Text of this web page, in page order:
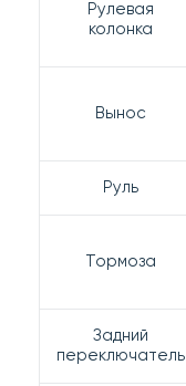
Рулевая
колонка
Вынос
Руль
Тормоза
Задний
переключатель